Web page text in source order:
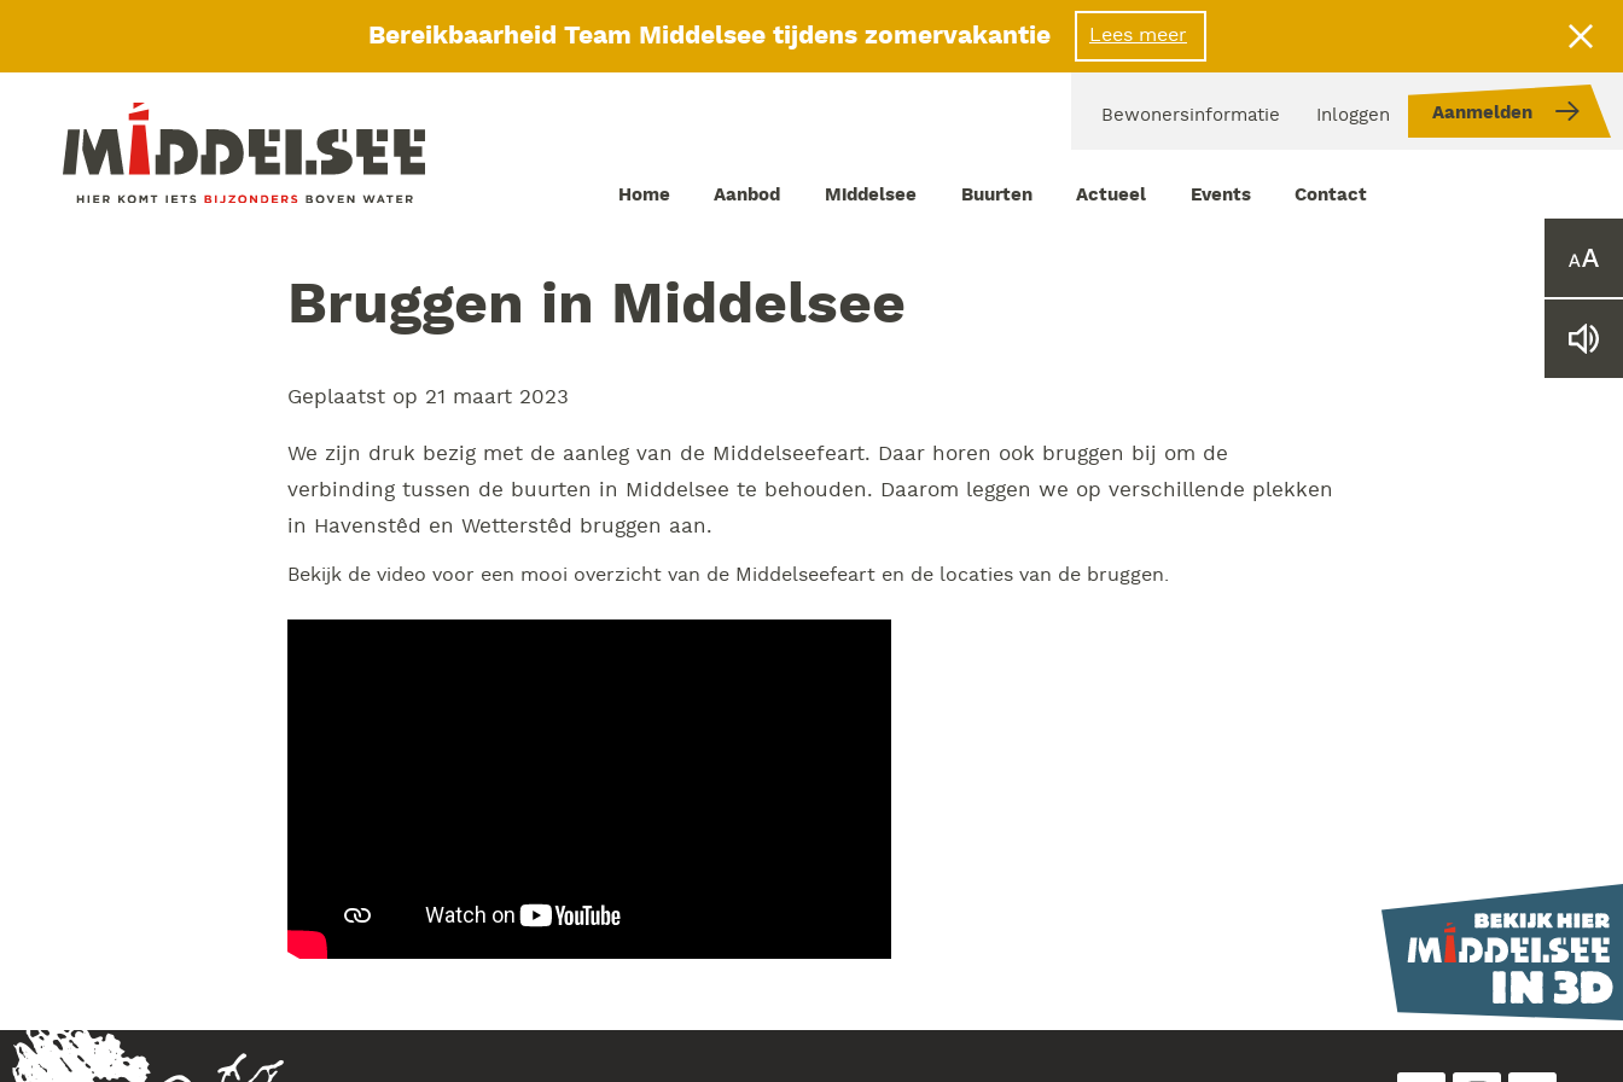
Bereikbaarheid Team Middelsee tijdens zomervakantie Lees meer
Bewonersinformatie Inloggen Aanmelden
Home Aanbod Middelsee Buurten Actueel Events Contact
het
Bruggen in Middelsee
Geplaatst op 21 maart 2023
We zijn druk bezig met de aanleg van de Middelseefeart. Daar horen ook bruggen bij om de
verbinding tussen de buurten in Middelsee te behouden. Daarom leggen we op verschillende plekken
in Havenstêd en Wetterstêd bruggen aan.
Bekijk de video voor een mooi overzicht van de Middelseefeart en de locaties van de bruggen.